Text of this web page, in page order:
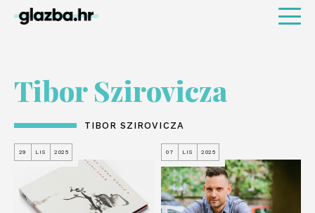
Tibor Szirovicza
TIBOR SZIROVICZA
29 LIS 2025 07 LIS 2025